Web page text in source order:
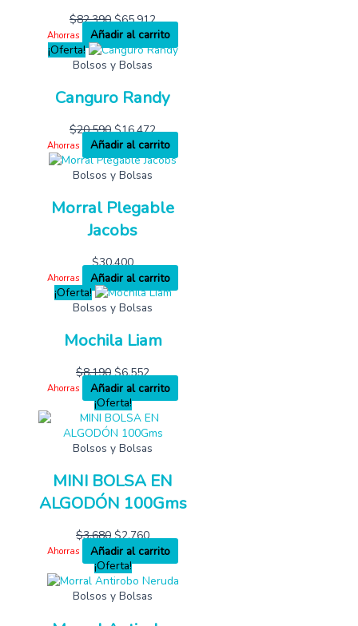
$82,390 $65,912
Ahorras
Añadir al carrito
¡Oferta!
Bolsos y Bolsas
Canguro Randy
$20,590 $16,472
Ahorras
Añadir al carrito
Bolsos y Bolsas
Morral Plegable
Jacobs
$30,400
Ahorras
Añadir al carrito
¡Oferta!
Bolsos y Bolsas
Mochila Liam
$8,190 $6,552
Ahorras
Añadir al carrito
¡Oferta!
Bolsos y Bolsas
MINI BOLSA EN
ALGODÓN 100Gms
$3,680 $2,760
Ahorras
Añadir al carrito
¡Oferta!
Bolsos y Bolsas